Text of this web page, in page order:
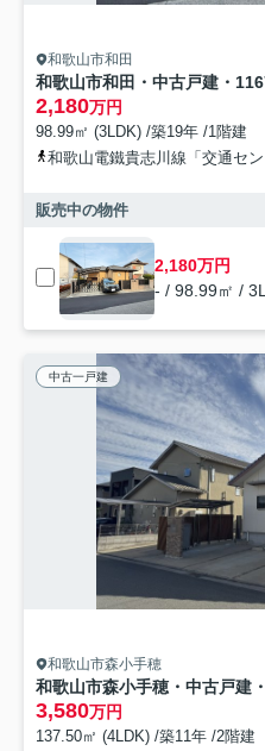
和歌山市和田
和歌山市和田・中古戸建・
2,180万円
98.99㎡ (3LDK) /築19年 /1階建
和歌山電鐵貴志川線「交通セ
販売中の物件
2,180万円
- / 98.99㎡ /
中古一戸建
和歌山市森小手穂
和歌山市森小手穂・中古戸建
3,580万円
137.50㎡ (4LDK) /築11年 /2階建